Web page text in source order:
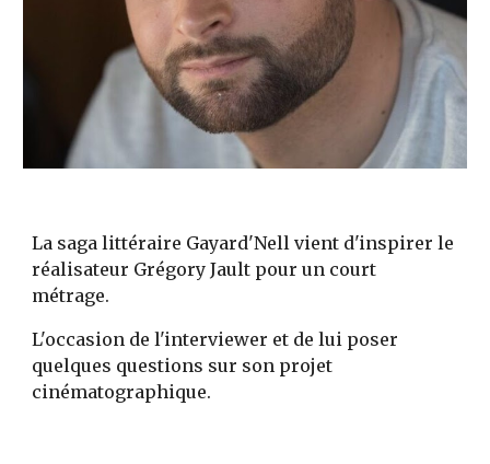
La saga littéraire Gayard'Nell vient d'inspirer le
réalisateur Grégory Jault pour un court
métrage.
L'occasion de l'interviewer et de lui poser
quelques questions sur son projet
cinématographique.